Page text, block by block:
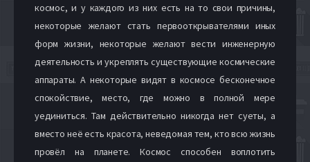
космос, и у каждого из них есть на то свои причины,
некоторые желают стать первооткрывателями иных
форм жизни, некоторые желают вести инженерную
деятельность и укреплять существующие космические
аппараты. А некоторые видят в космосе бесконечное
спокойствие, место, где можно в полной мере
уединиться. Там действительно никогда нет суеты, а
вместо неё есть красота, неведомая тем, кто всю жизнь
провёл на планете. Космос способен воплотить